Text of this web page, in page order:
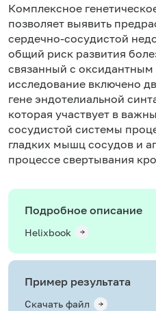
Комплексное
позволяет выявить
сердечно-сосудистой
общий риск развития
связанный с
исследование включено
гене эндотелиальной
которая участвует в
сосудистой системы
гладких мышц сосудов и
процессе свертывания
Подробное описание
Helixbook
Пример результата
Скачать файл